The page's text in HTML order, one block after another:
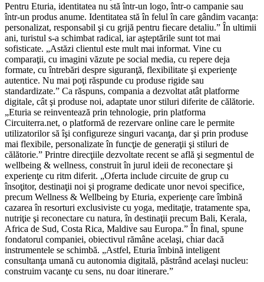
Pentru Eturia, identitatea nu stă într-un logo, într-o campanie sau
într-un produs anume. Identitatea stă în felul în care gândim vacanţa:
personalizat, responsabil şi cu grijă pentru fiecare detaliu.” În ultimii
ani, turistul s-a schimbat radical, iar aşteptările sunt tot mai
sofisticate. „Astăzi clientul este mult mai informat. Vine cu
comparaţii, cu imagini văzute pe social media, cu repere deja
formate, cu întrebări despre siguranţă, flexibilitate şi experienţe
autentice. Nu mai poţi răspunde cu produse rigide sau
standardizate.” Ca răspuns, compania a dezvoltat atât platforme
digitale, cât şi produse noi, adaptate unor stiluri diferite de călătorie.
„Eturia se reinventează prin tehnologie, prin platforma
Circuiterra.net, o platformă de rezervare online care le permite
utilizatorilor să îşi configureze singuri vacanţa, dar şi prin produse
mai flexibile, personalizate în funcţie de generaţii şi stiluri de
călătorie.” Printre direcţiile dezvoltate recent se află şi segmentul de
wellbeing & wellness, construit în jurul ideii de reconectare şi
experienţe cu ritm diferit. „Oferta include circuite de grup cu
însoţitor, destinaţii noi şi programe dedicate unor nevoi specifice,
precum Wellness & Wellbeing by Eturia, experienţe care îmbină
cazarea în resorturi exclusiviste cu yoga, meditaţie, tratamente spa,
nutriţie şi reconectare cu natura, în destinaţii precum Bali, Kerala,
Africa de Sud, Costa Rica, Maldive sau Europa.” În final, spune
fondatorul companiei, obiectivul rămâne acelaşi, chiar dacă
instrumentele se schimbă. „Astfel, Eturia îmbină inteligent
consultanţa umană cu autonomia digitală, păstrând acelaşi nucleu:
construim vacanţe cu sens, nu doar itinerare.”